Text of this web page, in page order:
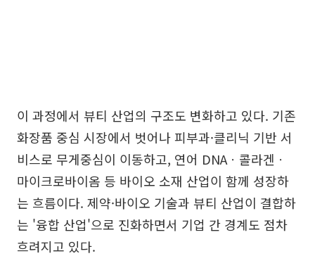
이 과정에서 뷰티 산업의 구조도 변화하고 있다. 기존
화장품 중심 시장에서 벗어나 피부과·클리닉 기반 서
비스로 무게중심이 이동하고, 연어 DNAㆍ콜라겐ㆍ
마이크로바이옴 등 바이오 소재 산업이 함께 성장하
는 흐름이다. 제약·바이오 기술과 뷰티 산업이 결합하
는 '융합 산업'으로 진화하면서 기업 간 경계도 점차
흐려지고 있다.